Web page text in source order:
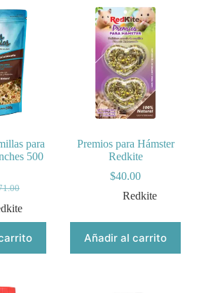
para
500
Premios para Hámster
Redkite
$40.00
Redkite
Añadir al carrito